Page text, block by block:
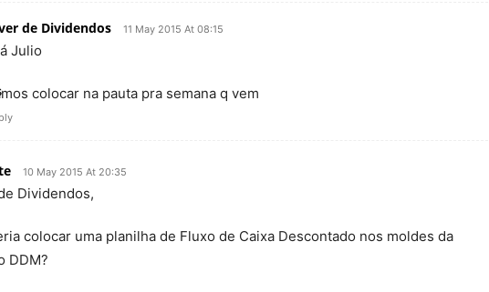
de Dividendos 11 May 2015 At 08:15
Julio
colocar na pauta pra semana q vem
10 May 2015 At 20:35
Dividendos,
colocar uma planilha de Fluxo de Caixa Descontado nos moldes da
DDM?